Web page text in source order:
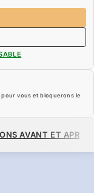
vous et bloquerons le
AVANT ET APRÈS